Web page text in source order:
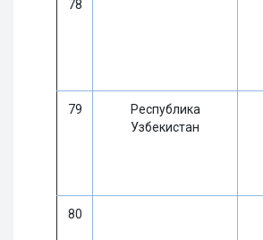
78
79
Республика
Узбекистан
80